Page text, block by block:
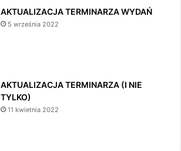
AKTUALIZACJA TERMINARZA WYDAŃ
5 września 2022
AKTUALIZACJA TERMINARZA (I NIE
TYLKO)
11 kwietnia 2022